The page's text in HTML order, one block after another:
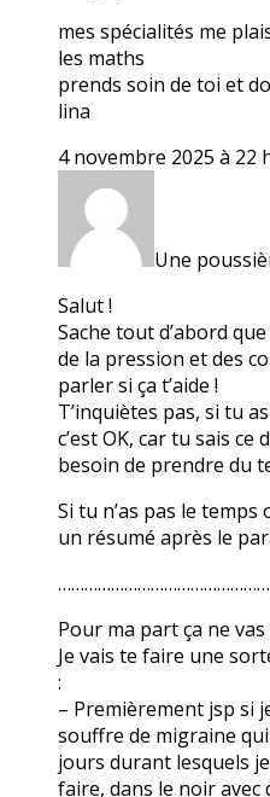
mes spécialités me
les maths
prends soin de toi et
lina
4 novembre 2025 à 22
Une
Salut !
Sache tout d’abord
de la pression et des
parler si ça t’aide !
T’inquiètes pas, si tu
c’est OK, car tu sais
besoin de prendre du
Si tu n’as pas le
un résumé après le
Pour ma part ça ne
Je vais te faire une
:
– Premièrement jsp si
souffre de migraine
jours durant lesquels
faire, dans le noir